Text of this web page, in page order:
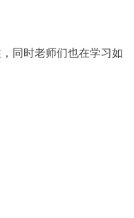
同时老师们也在学习如